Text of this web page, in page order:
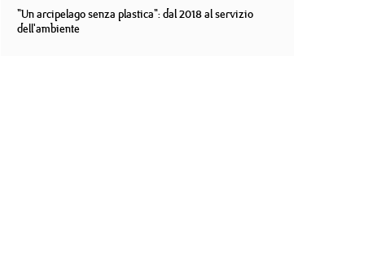
"Un arcipelago senza plastica": dal 2018 al servizio
dell'ambiente